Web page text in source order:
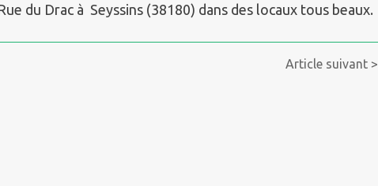
du Drac à Seyssins (38180) dans des locaux tous beaux.
Article suivant >